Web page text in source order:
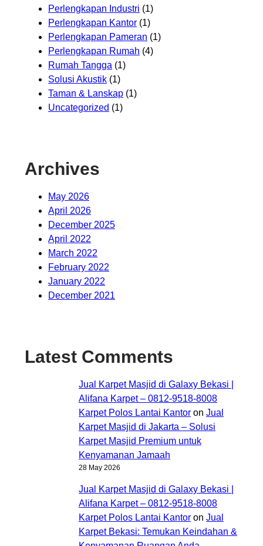
Perlengkapan Industri (1)
Perlengkapan Kantor (1)
Perlengkapan Pameran (1)
Perlengkapan Rumah (4)
Rumah Tangga (1)
Solusi Akustik (1)
Taman & Lanskap (1)
Uncategorized (1)
Archives
May 2026
April 2026
December 2025
April 2022
March 2022
February 2022
January 2022
December 2021
Latest Comments
Jual Karpet Masjid di Galaxy Bekasi |
Alifana Karpet – 0812-9518-8008
Karpet Polos Lantai Kantor on Jual
Karpet Masjid di Jakarta – Solusi
Karpet Masjid Premium untuk
Kenyamanan Jamaah
28 May 2026
Jual Karpet Masjid di Galaxy Bekasi |
Alifana Karpet – 0812-9518-8008
Karpet Polos Lantai Kantor on Jual
Karpet Bekasi: Temukan Keindahan &